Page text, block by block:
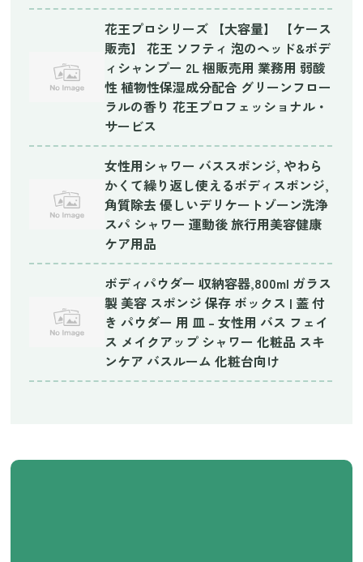
花王プロシリーズ 【大容量】 【ケース
販売】 花王 ソフティ 泡のヘッド&ボデ
ィシャンプー 2L 梱販売用 業務用 弱酸
性 植物性保湿成分配合 グリーンフロー
ラルの香り 花王プロフェッショナル・
サービス
女性用シャワー バススポンジ, やわら
かくて繰り返し使えるボディスポンジ,
角質除去 優しいデリケートゾーン洗浄
スパ シャワー 運動後 旅行用美容健康
ケア用品
ボディパウダー 収納容器,800ml ガラス
製 美容 スポンジ 保存 ボックス | 蓋 付
き パウダー 用 皿 – 女性用 バス フェイ
ス メイクアップ シャワー 化粧品 スキ
ンケア バスルーム 化粧台向け